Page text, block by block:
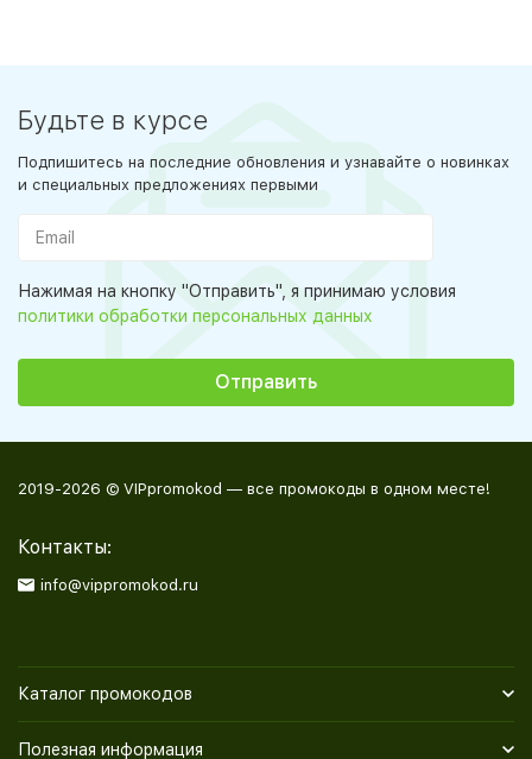
Будьте в курсе
Подпишитесь на последние обновления и узнавайте о новинках
и специальных предложениях первыми
Нажимая на кнопку "Отправить", я принимаю условия
политики обработки персональных данных
2019-2026 © VIPpromokod — все промокоды в одном месте!
Контакты:
info@vippromokod.ru
Каталог промокодов
Полезная информация